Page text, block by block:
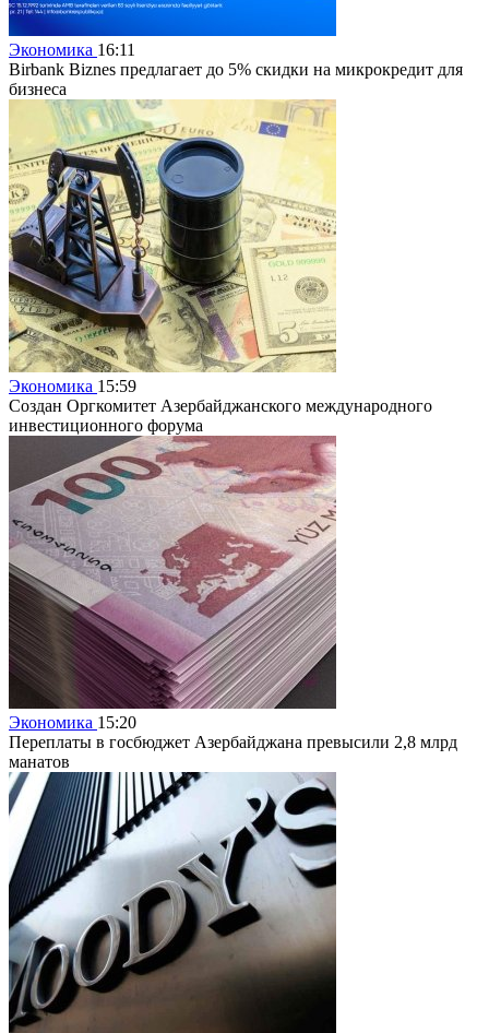
Экономика 16:11
Birbank Biznes предлагает до 5% скидки на микрокредит для
бизнеса
Экономика 15:59
Создан Оргкомитет Азербайджанского международного
инвестиционного форума
Экономика 15:20
Переплаты в госбюджет Азербайджана превысили 2,8 млрд
манатов